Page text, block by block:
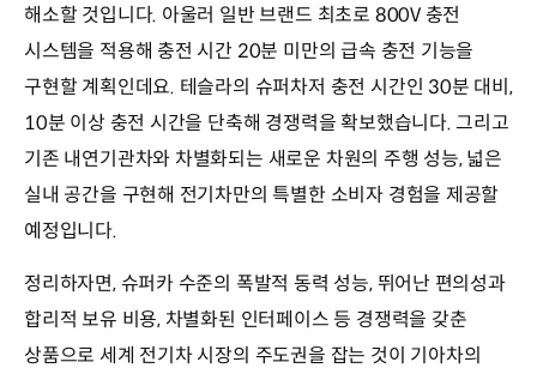
해소할 것입니다. 아울러 일반 브랜드 최초로 800V 충전
시스템을 적용해 충전 시간 20분 미만의 급속 충전 기능을
구현할 계획인데요. 테슬라의 슈퍼차저 충전 시간인 30분 대비,
10분 이상 충전 시간을 단축해 경쟁력을 확보했습니다. 그리고
기존 내연기관차와 차별화되는 새로운 차원의 주행 성능, 넓은
실내 공간을 구현해 전기차만의 특별한 소비자 경험을 제공할
예정입니다.
정리하자면, 슈퍼카 수준의 폭발적 동력 성능, 뛰어난 편의성과
합리적 보유 비용, 차별화된 인터페이스 등 경쟁력을 갖춘
상품으로 세계 전기차 시장의 주도권을 잡는 것이 기아차의